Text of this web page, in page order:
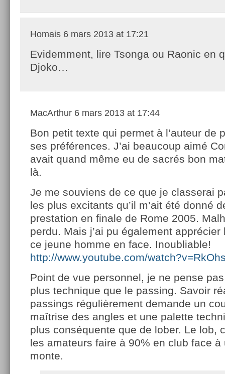
Homais 6 mars 2013 at 17:21
Evidemment, lire Tsonga ou Raonic en
Djoko…
MacArthur 6 mars 2013 at 17:44
Bon petit texte qui permet à l’auteur de
ses préférences. J’ai beaucoup aimé
avait quand même eu de sacrés bon
là.
Je me souviens de ce que je classerai
les plus excitants qu’il m’ait été donné
prestation en finale de Rome 2005.
perdu. Mais j’ai pu également
ce jeune homme en face. Inoubliable!
http://www.youtube.com/
Point de vue personnel, je ne pense
plus technique que le passing. Savoir
passings régulièrement demande un
maîtrise des angles et une palette
plus conséquente que de lober. Le lob,
les amateurs faire à 90% en club face
monte.